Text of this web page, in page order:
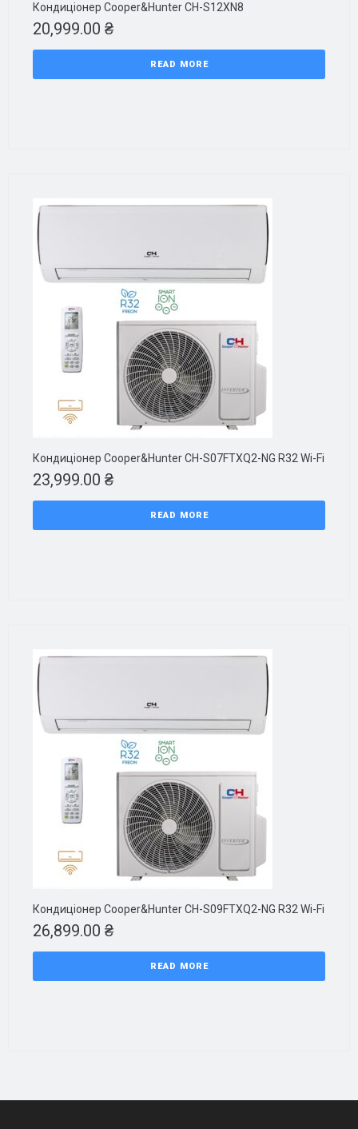
Кондиціонер Cooper&Hunter CH-S12XN8
20,999.00 ₴
READ MORE
Кондиціонер Cooper&Hunter CH-S07FTXQ2-NG R32 Wi-Fi
23,999.00 ₴
READ MORE
Кондиціонер Cooper&Hunter CH-S09FTXQ2-NG R32 Wi-Fi
26,899.00 ₴
READ MORE